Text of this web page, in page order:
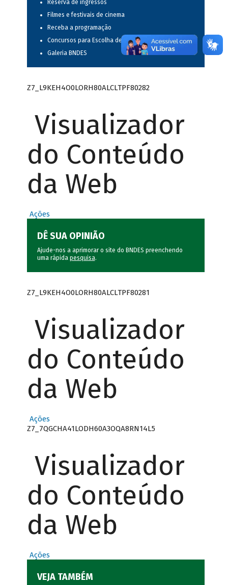
Reserva de ingressos
Filmes e festivais de cinema
Receba a programação
Concursos para Escolha de Espetáculos Musicais
Galeria BNDES
Z7_L9KEH4O0LORH80ALCLTPF80282
Visualizador
do Conteúdo
da Web
Ações
DÊ SUA OPINIÃO
Ajude-nos a aprimorar o site do BNDES preenchendo
uma rápida pesquisa.
Z7_L9KEH4O0LORH80ALCLTPF80281
Visualizador
do Conteúdo
da Web
Ações
Z7_7QGCHA41LODH60A3OQA8RN14L5
Visualizador
do Conteúdo
da Web
Ações
VEJA TAMBÉM